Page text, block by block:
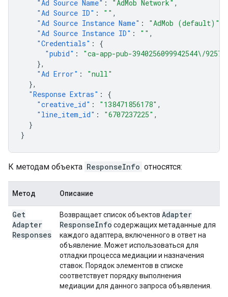
"Ad Source Name" : "AdMob Network" ,
"Ad Source ID" : "" ,
"Ad Source Instance Name" : "AdMob (default)"
"Ad Source Instance ID" : "" ,
"Credentials" :
{
"pubid" :
"ca-app-pub-3940256099942544\/
},
"Ad Error" :
"null"
},
"Response Extras" :
{
"creative_id" : "138471856178" ,
"line_item_id" : "6707237225" ,
}
}
К методам объекта ResponseInfo относятся:
Метод Описание
Get
Adapter
Responses
Возвращает список объектов Adapter
ResponseInfo содержащих метаданные для
каждого адаптера, включенного в ответ на
объявление. Может использоваться для
отладки процесса медиации и назначения
ставок. Порядок элементов в списке
соответствует порядку выполнения
медиации для данного запроса объявления.